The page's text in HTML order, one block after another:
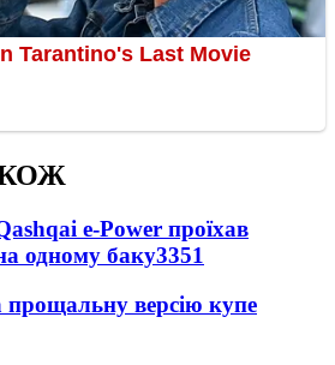
e-Power проїхав
одному баку3351
прощальну версію купе